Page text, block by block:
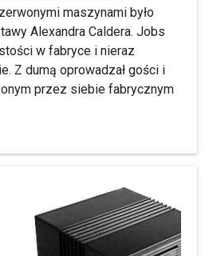
maszynami było
Alexandra Caldera. Jobs
w fabryce i nieraz
Z dumą oprowadzał gości i
przez siebie fabrycznym